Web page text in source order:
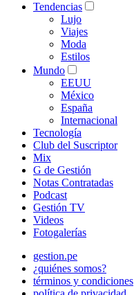
Tendencias
Lujo
Viajes
Moda
Estilos
Mundo
EEUU
México
España
Internacional
Tecnología
Club del Suscriptor
Mix
G de Gestión
Notas Contratadas
Podcast
Gestión TV
Videos
Fotogalerías
gestion.pe
¿quiénes somos?
términos y condiciones